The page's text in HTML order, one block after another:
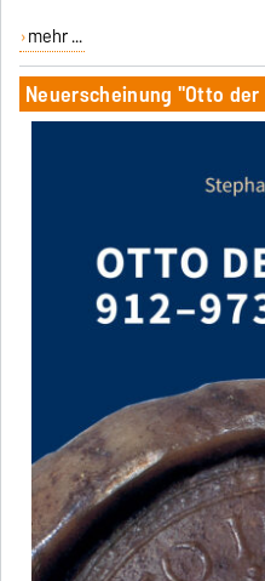
mehr ...
Neuerscheinung "Otto der